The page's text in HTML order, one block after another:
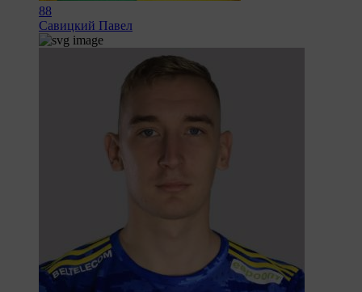
88
Савицкий Павел